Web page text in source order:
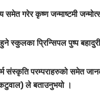
गरेर कृष्ण जन्माष्टमी
हुने स्कुलका प्रिन्सिपल पुष्प
संस्कृति परम्पराहरुको समेत
ले बताउनुभयो ।